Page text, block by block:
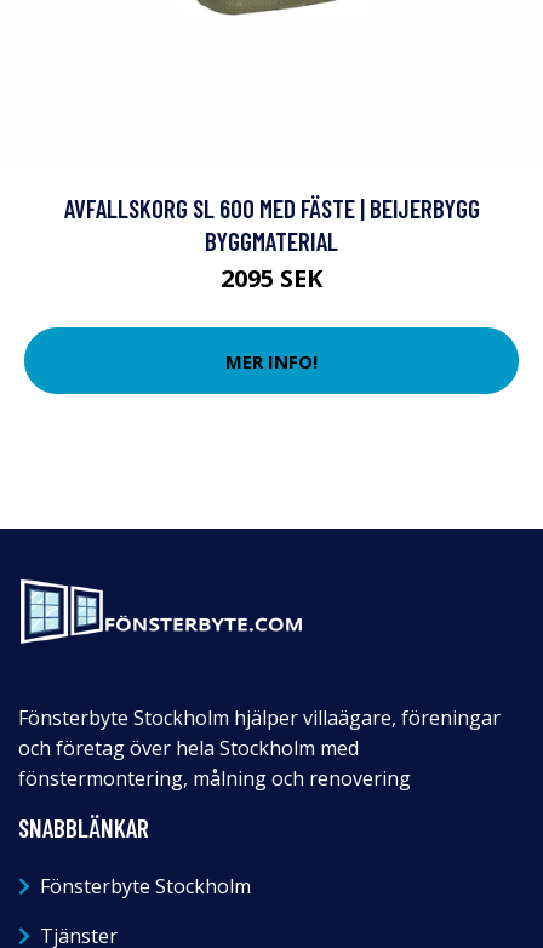
AVFALLSKORG SL 600 MED FÄSTE | BEIJERBYGG
BYGGMATERIAL
2095 SEK
MER INFO!
Fönsterbyte Stockholm hjälper villaägare, föreningar
och företag över hela Stockholm med
fönstermontering, målning och renovering
SNABBLÄNKAR
Fönsterbyte Stockholm
Tjänster